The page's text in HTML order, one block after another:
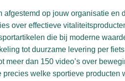
afgestemd op jouw organisatie en
over effectieve
die bij moderne
tot duurzame levering per fiets
meer dan 150 video’s over
welke sportieve